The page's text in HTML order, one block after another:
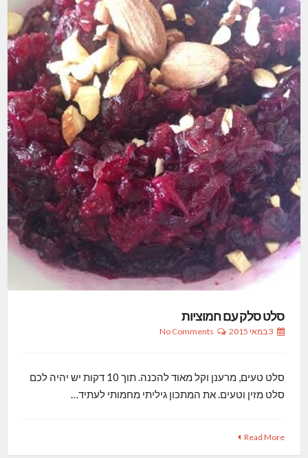
סלט סלק עם חמוציות
3 במאי 2015 No Comments
סלט טעים, מרענן וקל מאוד להכנה. תוך 10 דקות יש יהיה לכם
סלט מזין וטעים. את המתכון גיליתי מחמותי לעתיד…
Read More